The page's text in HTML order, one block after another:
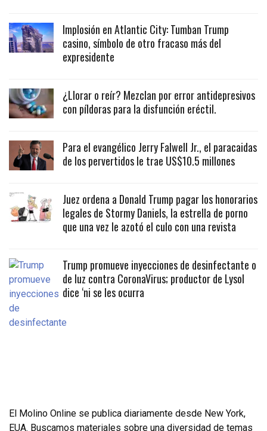
Implosión en Atlantic City: Tumban Trump
casino, símbolo de otro fracaso más del
expresidente
¿Llorar o reír? Mezclan por error antidepresivos
con píldoras para la disfunción eréctil.
Para el evangélico Jerry Falwell Jr., el paracaidas
de los pervertidos le trae US$10.5 millones
Juez ordena a Donald Trump pagar los honorarios
legales de Stormy Daniels, la estrella de porno
que una vez le azotó el culo con una revista
Trump promueve inyecciones de desinfectante o
de luz contra CoronaVirus; productor de Lysol
dice ‘ni se les ocurra
El Molino Online se publica diariamente desde New York,
EUA. Buscamos materiales sobre una diversidad de temas